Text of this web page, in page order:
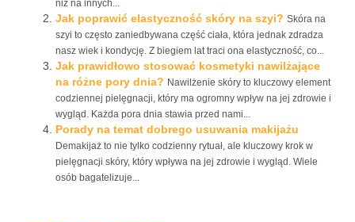
niż na innych...
Jak poprawić elastyczność skóry na szyi? Skóra na
szyi to często zaniedbywana część ciała, która jednak zdradza
nasz wiek i kondycję. Z biegiem lat traci ona elastyczność, co...
Jak prawidłowo stosować kosmetyki nawilżające
na różne pory dnia? Nawilżenie skóry to kluczowy element
codziennej pielęgnacji, który ma ogromny wpływ na jej zdrowie i
wygląd. Każda pora dnia stawia przed nami...
Porady na temat dobrego usuwania makijażu
Demakijaż to nie tylko codzienny rytuał, ale kluczowy krok w
pielęgnacji skóry, który wpływa na jej zdrowie i wygląd. Wiele
osób bagatelizuje...